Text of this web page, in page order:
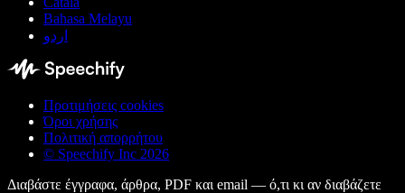
Bahasa Melayu
اردو
Προτιμήσεις cookies
Όροι χρήσης
Πολιτική απορρήτου
© Speechify Inc 2026
Διαβάστε έγγραφα, άρθρα, PDF και email — ό,τι κι αν διαβάζετε